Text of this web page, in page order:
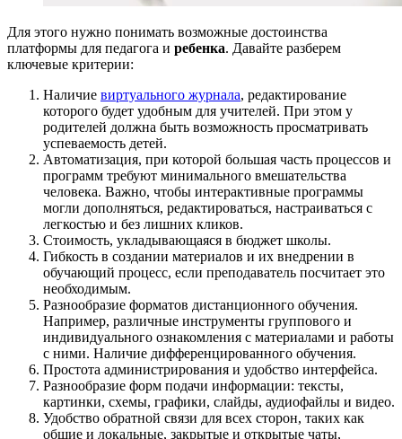
Для этого нужно понимать возможные достоинства
платформы для педагога и ребенка. Давайте разберем
ключевые критерии:
Наличие виртуального журнала, редактирование
которого будет удобным для учителей. При этом у
родителей должна быть возможность просматривать
успеваемость детей.
Автоматизация, при которой большая часть процессов и
программ требуют минимального вмешательства
человека. Важно, чтобы интерактивные программы
могли дополняться, редактироваться, настраиваться с
легкостью и без лишних кликов.
Стоимость, укладывающаяся в бюджет школы.
Гибкость в создании материалов и их внедрении в
обучающий процесс, если преподаватель посчитает это
необходимым.
Разнообразие форматов дистанционного обучения.
Например, различные инструменты группового и
индивидуального ознакомления с материалами и работы
с ними. Наличие дифференцированного обучения.
Простота администрирования и удобство интерфейса.
Разнообразие форм подачи информации: тексты,
картинки, схемы, графики, слайды, аудиофайлы и видео.
Удобство обратной связи для всех сторон, таких как
общие и локальные, закрытые и открытые чаты,